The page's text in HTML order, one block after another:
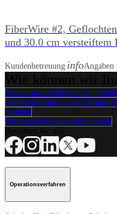
FiberWire #2,
und 30.0 cm versteiftem
Kundenbetreuung info
Medizinproduktberater:in
Veranstaltungen, Lab-
ansehen
Unseren Newsletter abonnieren
Operationsverfahren